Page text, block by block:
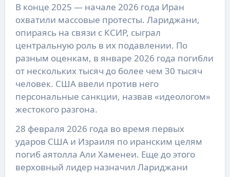
В конце 2025 — начале 2026 года Иран
охватили массовые протесты. Лариджани,
опираясь на связи с КСИР, сыграл
центральную роль в их подавлении. По
разным оценкам, в январе 2026 года погибли
от нескольких тысяч до более чем 30 тысяч
человек. США ввели против него
персональные санкции, назвав «идеологом»
жестокого разгона.
28 февраля 2026 года во время первых
ударов США и Израиля по иранским целям
погиб аятолла Али Хаменеи. Еще до этого
верховный лидер назначил Лариджани